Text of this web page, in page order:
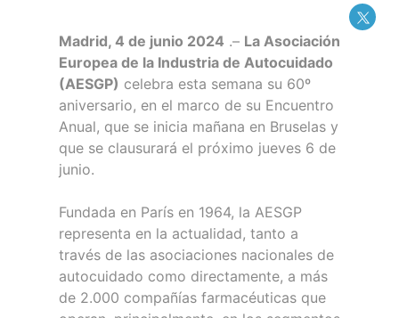
Madrid, 4 de junio 2024 .– La Asociación
Europea de la Industria de Autocuidado
(AESGP) celebra esta semana su 60º
aniversario, en el marco de su Encuentro
Anual, que se inicia mañana en Bruselas y
que se clausurará el próximo jueves 6 de
junio.
Fundada en París en 1964, la AESGP
representa en la actualidad, tanto a
través de las asociaciones nacionales de
autocuidado como directamente, a más
de 2.000 compañías farmacéuticas que